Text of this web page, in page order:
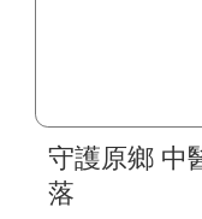
守護原鄉 中
落